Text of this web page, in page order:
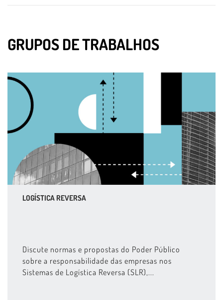
GRUPOS DE TRABALHOS
LOGÍSTICA REVERSA
Discute normas e propostas do Poder Público
sobre a responsabilidade das empresas nos
Sistemas de Logística Reversa (SLR),...